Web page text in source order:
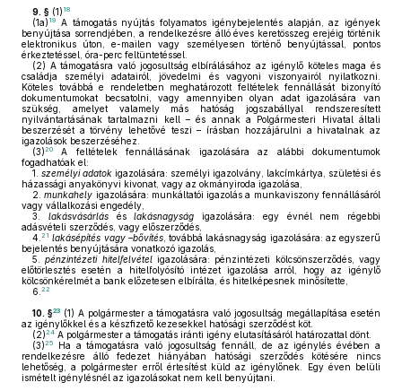
9. § (1) 18
(1a) 19
A támogatás nyújtás folyamatos igénybejelentés alapján, az igények
benyújtása sorrendjében, a rendelkezésre álló éves keretösszeg erejéig történik
elektronikus úton, e-mailen vagy személyesen történő benyújtással, pontos
érkeztetéssel, óra-perc feltüntetéssel.
(2) A támogatásra való jogosultság elbírálásához az igénylő köteles maga és
családja személyi adatairól, jövedelmi és vagyoni viszonyairól nyilatkozni.
Köteles továbbá e rendeletben meghatározott feltételek fennállását bizonyító
dokumentumokat becsatolni, vagy amennyiben olyan adat igazolására van
szükség, amelyet valamely más hatóság jogszabállyal rendszeresített
nyilvántartásának tartalmazni kell – és annak a Polgármesteri Hivatal általi
beszerzését a törvény lehetővé teszi – írásban hozzájárulni a hivatalnak az
igazolások beszerzéséhez.
(3)20
A feltételek fennállásának igazolására az alábbi dokumentumok
fogadhatóak el:
1. személyi adatok igazolására: személyi igazolvány, lakcímkártya, születési és
házassági anyakönyvi kivonat, vagy az okmányiroda igazolása,
2.
munkahely igazolására: munkáltatói igazolás a munkaviszony fennállásáról
vagy vállalkozási engedély,
3.
lakásvásárláséslakásnagyság igazolására: egy évnél nem régebbi
adásvételi szerződés, vagy előszerződés,
4. 21 lakásépítés vagy –bővítés, továbbá lakásnagyság igazolására: az egyszerű
bejelentés benyújtására vonatkozó igazolás,
5.
pénzintézeti hitelfelvételigazolására: pénzintézeti kölcsönszerződés, vagy
előtörlesztés esetén a hitelfolyósító intézet igazolása arról, hogy az igénylő
kölcsönkérelmét a bank előzetesen elbírálta, és hitelképesnek minősítette,
6. 22
10. §23 (1) A polgármester a támogatásra való jogosultság megállapítása esetén
az igénylőkkel és a készfizető kezesekkel hatósági szerződést köt.
(2)24 A polgármester a támogatás iránti igény elutasításáról határozattal dönt.
(3)25
Ha a támogatásra való jogosultság fennáll, de az igénylés évében a
rendelkezésre álló fedezet hiányában hatósági szerződés kötésére nincs
lehetőség, a polgármester erről értesítést küld az igénylőnek. Egy éven belüli
ismételt igénylésnél az igazolásokat nem kell benyújtani.